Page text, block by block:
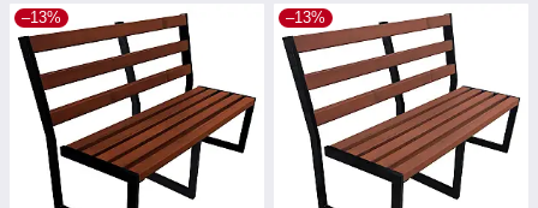
–13% –13%